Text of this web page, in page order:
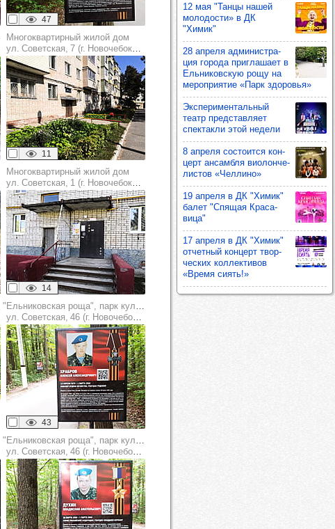
12 мая "Танцы нашей
моло­дости» в ДК
"Химик"
28 апреля адми­нис­тра­
ция города приг­ла­шает в
Ель­ни­ков­скую рощу на
мероп­ри­ятие «Парк здо­ровья»
Экспе­ри­мен­таль­ный
театр пред­став­ляет
спек­такли этой недели
8 апреля сос­то­ится кон­
церт ансам­бля виолон­че­
лис­тов «Чел­лино»
19 апреля в ДК "Химик"
балет "Спя­щая Кра­са­
вица"
17 апреля в ДК "Химик"
отчет­ный кон­церт твор­
чес­ких кол­лек­ти­вов
«Время сиять!»
47
Многоквартирный жилой дом
ул. Советская, 7 (г. Новочебоксарск)
11
Многоквартирный жилой дом
ул. Советская, 1 (г. Новочебоксарск)
14
"Ельниковская роща", парк культуры и отдыха
ул. Советская, 46 (г. Новочебоксарск)
43
"Ельниковская роща", парк культуры и отдыха
ул. Советская, 46 (г. Новочебоксарск)